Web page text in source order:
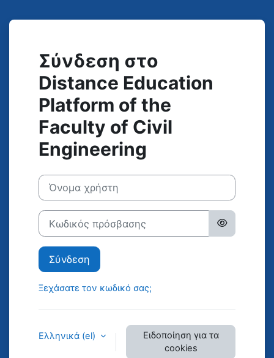
Σύνδεση στο
Distance Education
Platform of the
Faculty of Civil
Engineering
Όνομα χρήστη
Κωδικός πρόσβασης
Σύνδεση
Ξεχάσατε τον κωδικό σας;
Ελληνικά ‎(el)‎
Ειδοποίηση για τα
cookies